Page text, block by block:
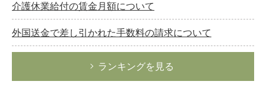
介護休業給付の賃金月額について
外国送金で差し引かれた手数料の請求について
ランキングを見る